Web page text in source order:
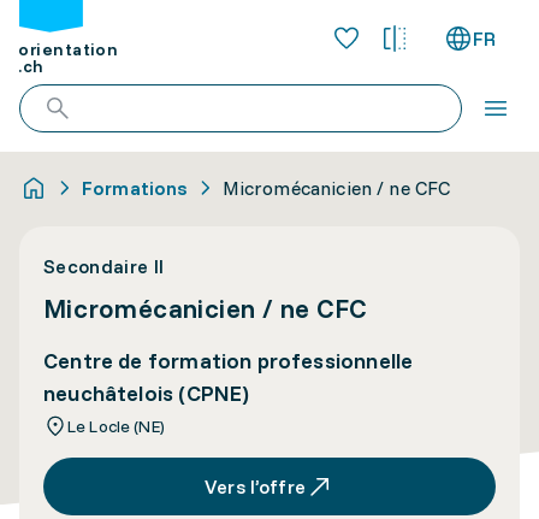
orientation
.ch
FR
Formations Micromécanicien / ne CFC
Secondaire II
Micromécanicien / ne CFC
Centre de formation professionnelle
neuchâtelois (CPNE)
Le Locle (NE)
Vers l’offre